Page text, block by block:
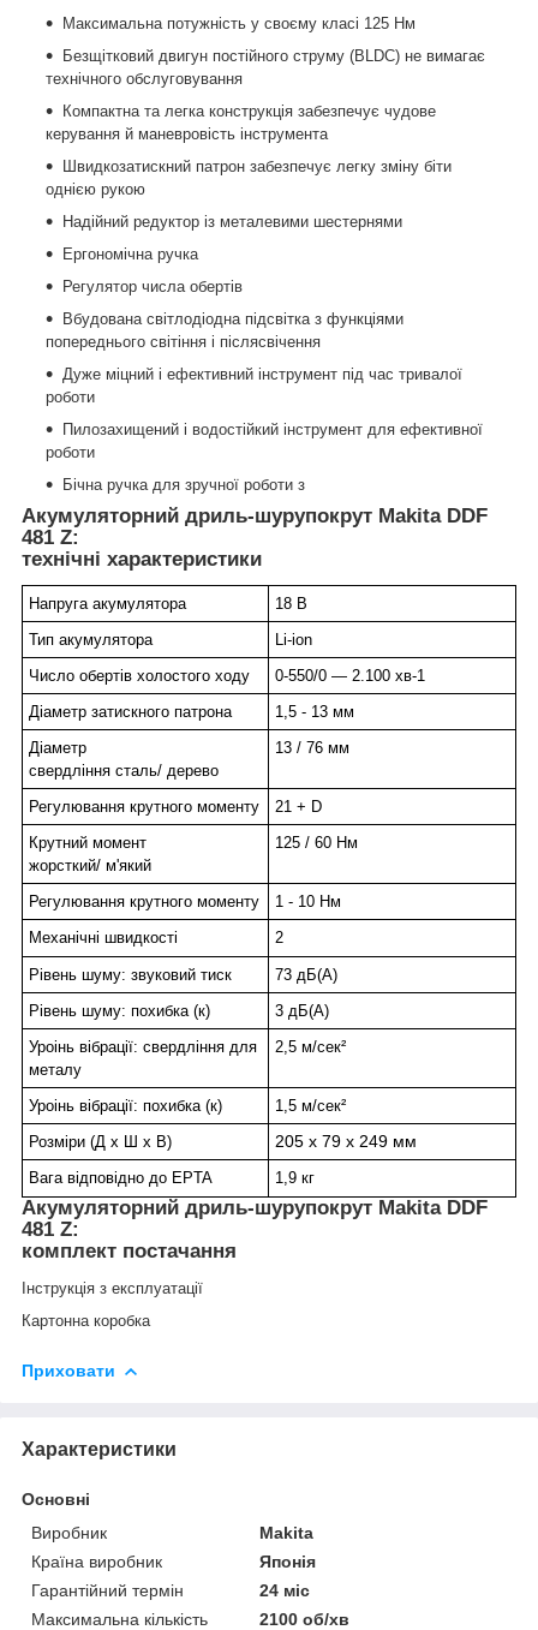
Максимальна потужність у своєму класі 125 Нм
Безщітковий двигун постійного струму (BLDC) не вимагає
технічного обслуговування
Компактна та легка конструкція забезпечує чудове
керування й маневровість інструмента
Швидкозатискний патрон забезпечує легку зміну біти
однією рукою
Надійний редуктор із металевими шестернями
Ергономічна ручка
Регулятор числа обертів
Вбудована світлодіодна підсвітка з функціями
попереднього світіння і післясвічення
Дуже міцний і ефективний інструмент під час тривалої
роботи
Пилозахищений і водостійкий інструмент для ефективної
роботи
Бічна ручка для зручної роботи з
Акумуляторний дриль-шурупокрут Makita DDF
481 Z:
технічні характеристики
Напруга акумулятора
18 В
Тип акумулятора
Li-ion
Число обертів холостого ходу
0-550/0 — 2.100 хв-1
Діаметр затискного патрона
1,5 - 13 мм
Діаметр
свердління сталь/ дерево
13 / 76 мм
Регулювання крутного моменту
21 + D
Крутний момент
жорсткий/ м'який
125 / 60 Нм
Регулювання крутного моменту
1 - 10 Нм
Механічні швидкості
2
Рівень шуму: звуковий тиск
73 дБ(А)
Рівень шуму: похибка (к)
3 дБ(А)
Уроінь вібрації: свердління для
металу
2,5 м/сек²
Уроінь вібрації: похибка (к)
1,5 м/сек²
Розміри (Д х Ш х В)
205 x 79 x 249 мм
Вага відповідно до EPTA 1,9 кг
Акумуляторний дриль-шурупокрут Makita DDF
481 Z:
комплект постачання
Інструкція з експлуатації
Картонна коробка
Приховати
Характеристики
Основні
Виробник
Makita
Країна виробник
Японія
Гарантійний термін
24 міс
Максимальна кількість
2100 об/хв